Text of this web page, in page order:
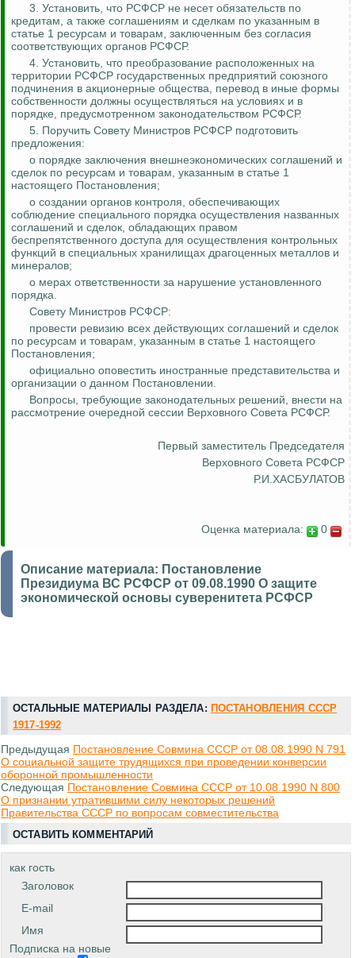
3. Установить, что РСФСР не несет обязательств по
кредитам, а также соглашениям и сделкам по указанным в
статье 1 ресурсам и товарам, заключенным без согласия
соответствующих органов РСФСР.
4. Установить, что преобразование расположенных на
территории РСФСР государственных предприятий союзного
подчинения в акционерные общества, перевод в иные формы
собственности должны осуществляться на условиях и в
порядке, предусмотренном законодательством РСФСР.
5. Поручить Совету Министров РСФСР подготовить
предложения:
о порядке заключения внешнеэкономических соглашений и
сделок по ресурсам и товарам, указанным в статье 1
настоящего Постановления;
о создании органов контроля, обеспечивающих
соблюдение специального порядка осуществления названных
соглашений и сделок, обладающих правом
беспрепятственного доступа для осуществления контрольных
функций в специальных хранилищах драгоценных металлов и
минералов;
о мерах ответственности за нарушение установленного
порядка.
Совету Министров РСФСР:
провести ревизию всех действующих соглашений и сделок
по ресурсам и товарам, указанным в статье 1 настоящего
Постановления;
официально оповестить иностранные представительства и
организации о данном Постановлении.
Вопросы, требующие законодательных решений, внести на
рассмотрение очередной сессии Верховного Совета РСФСР.
Первый заместитель Председателя
Верховного Совета РСФСР
Р.И.ХАСБУЛАТОВ
Оценка материала: 0
Описание материала: Постановление
Президиума ВС РСФСР от 09.08.1990 О защите
экономической основы суверенитета РСФСР
ОСТАЛЬНЫЕ МАТЕРИАЛЫ РАЗДЕЛА: ПОСТАНОВЛЕНИЯ СССР
1917-1992
Предыдущая Постановление Совмина СССР от 08.08.1990 N 791
О социальной защите трудящихся при проведении конверсии
оборонной промышленности
Следующая Постановление Совмина СССР от 10.08.1990 N 800
О признании утратившими силу некоторых решений
Правительства СССР по вопросам совместительства
ОСТАВИТЬ КОММЕНТАРИЙ
как гость
Заголовок
E-mail
Имя
Подписка на новые